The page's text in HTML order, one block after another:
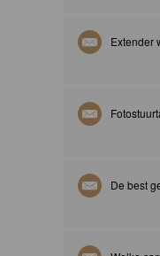
Extender
De best